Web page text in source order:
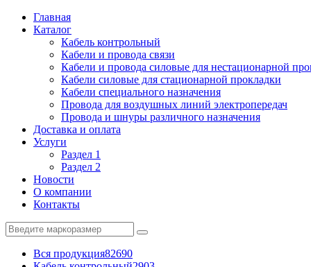
Главная
Каталог
Кабель контрольный
Кабели и провода связи
Кабели и провода силовые для нестационарной
Кабели силовые для стационарной прокладки
Кабели специального назначения
Провода для воздушных линий электропередач
Провода и шнуры различного назначения
Доставка и оплата
Услуги
Раздел 1
Раздел 2
Новости
О компании
Контакты
Вся продукция82690